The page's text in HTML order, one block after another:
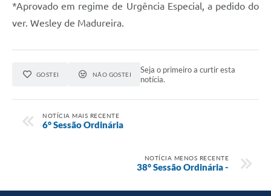
*Aprovado em regime de Urgência Especial, a pedido do
ver. Wesley de Madureira.
GOSTEI NÃO GOSTEI
Seja o primeiro a curtir esta
notícia.
NOTÍCIA MAIS RECENTE
6° Sessão Ordinária
NOTÍCIA MENOS RECENTE
38° Sessão Ordinária -